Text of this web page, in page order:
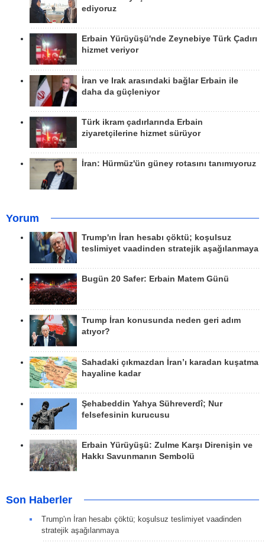
ediyoruz
Erbain Yürüyüşü'nde Zeynebiye Türk Çadırı
hizmet veriyor
İran ve Irak arasındaki bağlar Erbain ile
daha da güçleniyor
Türk ikram çadırlarında Erbain
ziyaretçilerine hizmet sürüyor
İran: Hürmüz'ün güney rotasını tanımıyoruz
Yorum
Trump'ın İran hesabı çöktü; koşulsuz
teslimiyet vaadinden stratejik aşağılanmaya
Bugün 20 Safer: Erbain Matem Günü
Trump İran konusunda neden geri adım
atıyor?
Sahadaki çıkmazdan İran’ı karadan kuşatma
hayaline kadar
Şehabeddin Yahya Sühreverdî; Nur
felsefesinin kurucusu
Erbain Yürüyüşü: Zulme Karşı Direnişin ve
Hakkı Savunmanın Sembolü
Son Haberler
Trump'ın İran hesabı çöktü; koşulsuz teslimiyet vaadinden
stratejik aşağılanmaya